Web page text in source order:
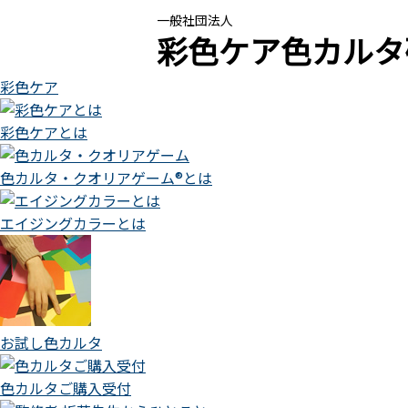
一般社団法人
彩色ケア色カル
彩色ケア
彩色ケアとは
色カルタ・クオリアゲーム®とは
エイジングカラーとは
お試し色カルタ
色カルタご購入受付